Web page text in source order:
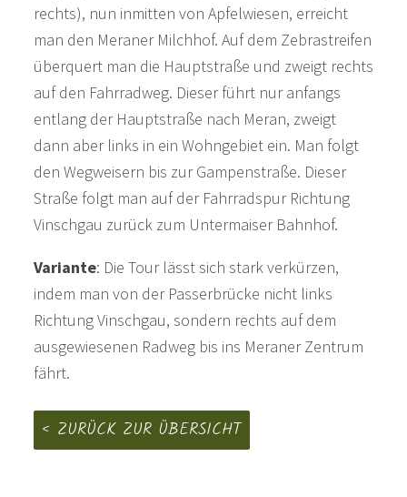
rechts), nun inmitten von Apfelwiesen, erreicht
man den Meraner Milchhof. Auf dem Zebrastreifen
überquert man die Hauptstraße und zweigt rechts
auf den Fahrradweg. Dieser führt nur anfangs
entlang der Hauptstraße nach Meran, zweigt
dann aber links in ein Wohngebiet ein. Man folgt
den Wegweisern bis zur Gampenstraße. Dieser
Straße folgt man auf der Fahrradspur Richtung
Vinschgau zurück zum Untermaiser Bahnhof.
Variante: Die Tour lässt sich stark verkürzen,
indem man von der Passerbrücke nicht links
Richtung Vinschgau, sondern rechts auf dem
ausgewiesenen Radweg bis ins Meraner Zentrum
fährt.
ZURÜCK ZUR ÜBERSICHT